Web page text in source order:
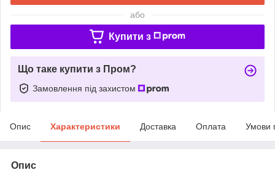
або
Купити з
Що таке купити з Пром?
Замовлення під захистом
Опис Характеристики Доставка Оплата Умови
Опис